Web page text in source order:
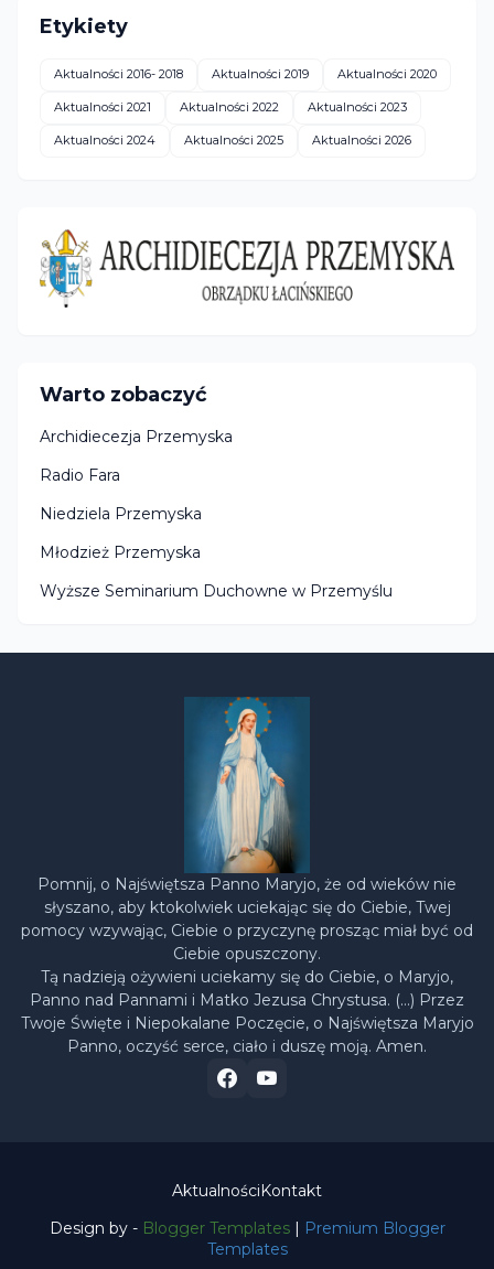
Etykiety
Aktualności 2016- 2018 Aktualności 2019 Aktualności 2020
Aktualności 2021 Aktualności 2022 Aktualności 2023
Aktualności 2024 Aktualności 2025 Aktualności 2026
Warto zobaczyć
Archidiecezja Przemyska
Radio Fara
Niedziela Przemyska
Młodzież Przemyska
Wyższe Seminarium Duchowne w Przemyślu
Pomnij, o Najświętsza Panno Maryjo, że od wieków nie
słyszano, aby ktokolwiek uciekając się do Ciebie, Twej
pomocy wzywając, Ciebie o przyczynę prosząc miał być od
Ciebie opuszczony.
Tą nadzieją ożywieni uciekamy się do Ciebie, o Maryjo,
Panno nad Pannami i Matko Jezusa Chrystusa. (…) Przez
Twoje Święte i Niepokalane Poczęcie, o Najświętsza Maryjo
Panno, oczyść serce, ciało i duszę moją. Amen.
Design by - Blogger Templates|
Premium Blogger
Templates
Aktualności Kontakt